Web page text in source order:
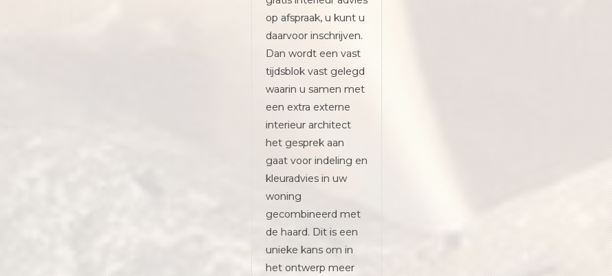
op afspraak, u kunt u
daarvoor inschrijven.
Dan wordt een vast
tijdsblok vast gelegd
waarin u samen met
een extra externe
interieur architect
het gesprek aan
gaat voor indeling en
kleuradvies in uw
woning
gecombineerd met
de haard. Dit is een
unieke kans om in
het ontwerp meer